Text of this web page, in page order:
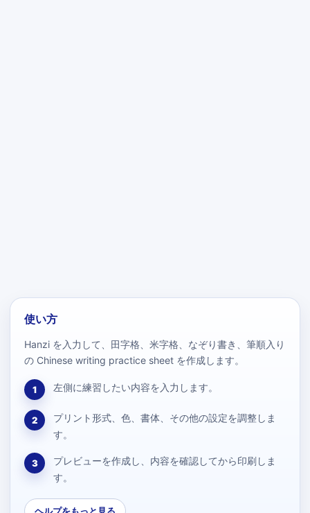
使い方
Hanzi を入力して、田字格、米字格、なぞり書き、筆順入り
の Chinese writing practice sheet を作成します。
1 左側に練習したい内容を入力します。
2
プリント形式、色、書体、その他の設定を調整しま
す。
3
プレビューを作成し、内容を確認してから印刷しま
す。